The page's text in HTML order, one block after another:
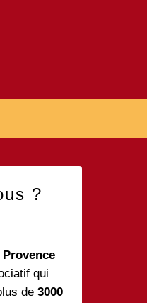
?
qui
de 3000